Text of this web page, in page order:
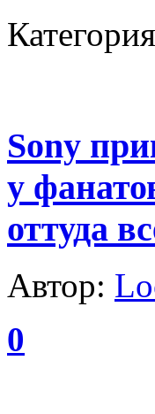
Sony
у
оттуда
Автор:
0